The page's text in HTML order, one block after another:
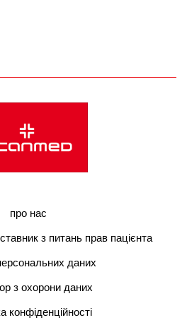
про нас
з питань прав пацієнта
даних
з охорони даних
конфіденційності